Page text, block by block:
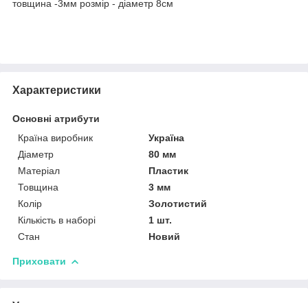
товщина -3мм розмір - діаметр 8см
Характеристики
Основні атрибути
Країна виробник
Україна
Діаметр
80 мм
Матеріал
Пластик
Товщина
3 мм
Колір
Золотистий
Кількість в наборі
1 шт.
Стан
Новий
Приховати